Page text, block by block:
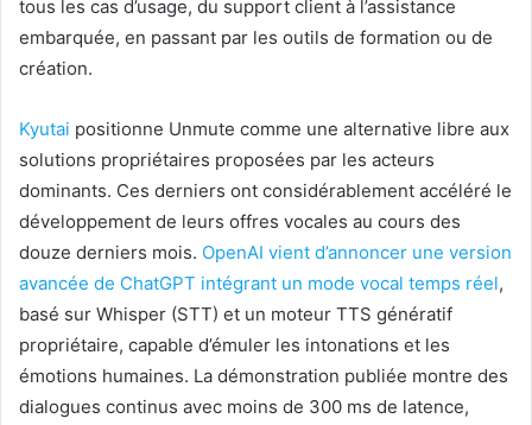
tous les cas d’usage, du support client à l’assistance
embarquée, en passant par les outils de formation ou de
création.
Kyutai positionne Unmute comme une alternative libre aux
solutions propriétaires proposées par les acteurs
dominants. Ces derniers ont considérablement accéléré le
développement de leurs offres vocales au cours des
douze derniers mois. OpenAI vient d’annoncer une version
avancée de ChatGPT intégrant un mode vocal temps réel,
basé sur Whisper (STT) et un moteur TTS génératif
propriétaire, capable d’émuler les intonations et les
émotions humaines. La démonstration publiée montre des
dialogues continus avec moins de 300 ms de latence,